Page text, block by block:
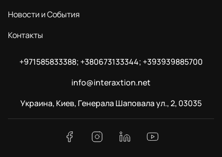
Новости и События
Контакты
+971585833388; +380673133344; +393939885700
info@interaxtion.net
Украина, Киев, Генерала Шаповала ул., 2, 03035